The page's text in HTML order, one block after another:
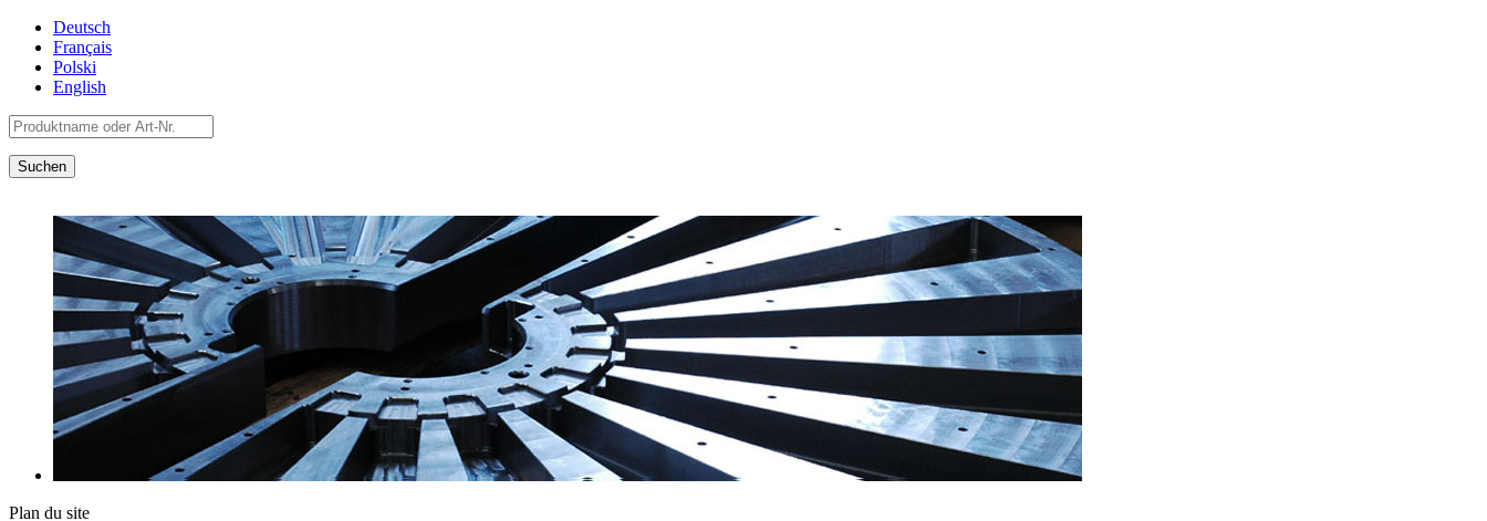
Deutsch
Français
Polski
English
Plan du site